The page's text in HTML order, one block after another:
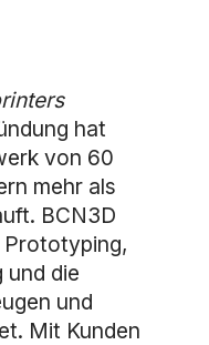
hat
von 60
mehr als
BCN3D
und die
und
Mit Kunden